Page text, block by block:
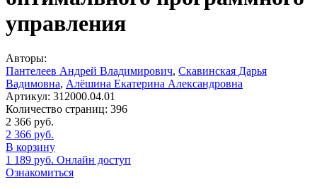
управления
Авторы:
Пантелеев Андрей Владимирович, Скавинская Дарья
Вадимовна, Алёшина Екатерина Александровна
Артикул: 312000.04.01
Количество страниц: 396
2 366 руб.
2 366 руб.
В корзину
1 189 руб. Онлайн доступ
Ознакомиться